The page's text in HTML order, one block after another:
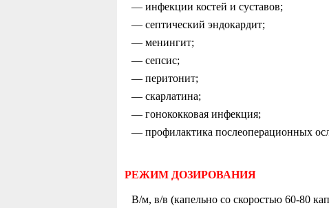
— инфекции костей и суставов;
— септический эндокардит;
— менингит;
— сепсис;
— перитонит;
— скарлатина;
— гонококковая инфекция;
— профилактика послеоперационных
РЕЖИМ ДОЗИРОВАНИЯ
В/м, в/в (капельно со скоростью 60-80